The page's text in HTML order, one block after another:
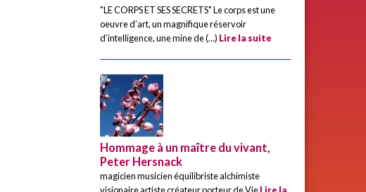
"LE CORPS ET SES SECRETS" Le corps est une
oeuvre d’art, un magnifique réservoir
d’intelligence, une mine de (…) Lire la suite
Hommage à un maître du vivant,
Peter Hersnack
magicien musicien équilibriste alchimiste